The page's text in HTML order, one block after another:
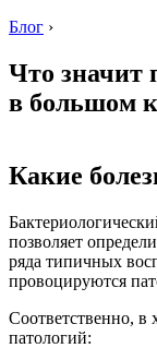
Блог ›
Что значит
в большом
Какие
позволяет
ряда типичных
провоцируются
Соответственно, в
патологий: